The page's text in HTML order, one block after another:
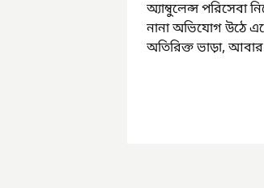
অ্যাম্বুলেন্স পরিসেবা
নানা অভিযোগ উঠে
অতিরিক্ত ভাড়া,